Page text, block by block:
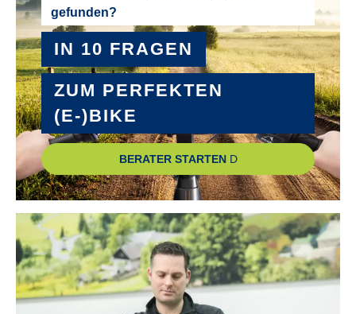
Mittelmotor
MOTOR-LEISTUNG :
50 Nm
MOTOR-TYP :
Bosch Active Line Plus
MOTOR-UNTERSTÜTZUNG :
bis 25 km/h
PEDALE :
wellgo C-157
gefunden?
IN 10 FRAGEN
ZUM PERFEKTEN
(E-)BIKE
BERATER STARTEN